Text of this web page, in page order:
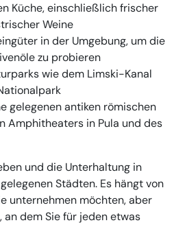
Küche, einschließlich frischer
Weine
in der Umgebung, um die
zu probieren
wie dem Limski-Kanal
gelegenen antiken römischen
Amphitheaters in Pula und des
und die Unterhaltung in
Städten. Es hängt von
unternehmen möchten, aber
dem Sie für jeden etwas